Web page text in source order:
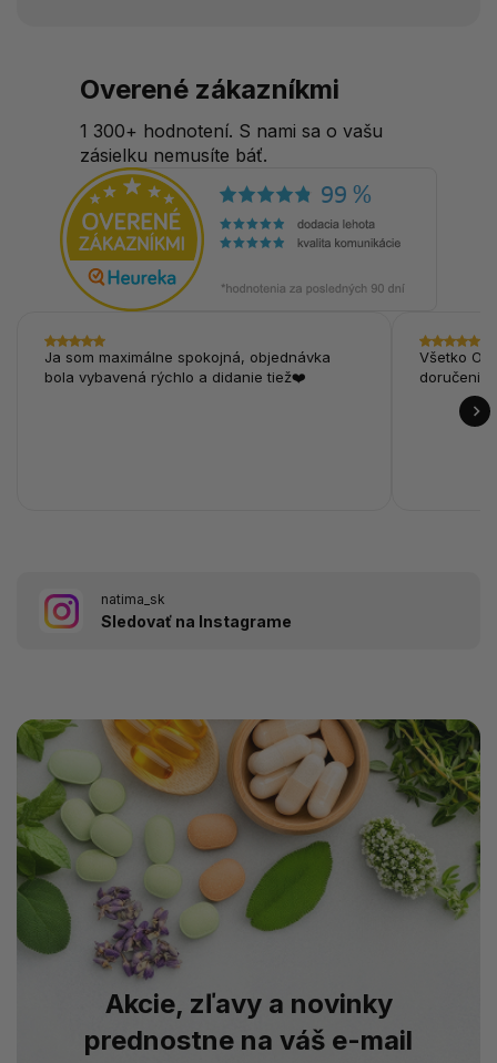
Overené zákazníkmi
1 300+ hodnotení. S nami sa o vašu
zásielku nemusíte báť.
Ja som maximálne spokojná, objednávka
bola vybavená rýchlo a didanie tiež❤️
Všetko
natima_sk
Sledovať na Instagrame
Akcie, zľavy a novinky
prednostne na váš e-mail